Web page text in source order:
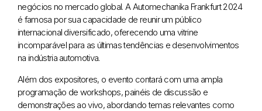
negócios no mercado global. A Automechanika Frankfurt 2024
é famosa por sua capacidade de reunir um público
internacional diversificado, oferecendo uma vitrine
incomparável para as últimas tendências e desenvolvimentos
na indústria automotiva.
Além dos expositores, o evento contará com uma ampla
programação de workshops, painéis de discussão e
demonstrações ao vivo, abordando temas relevantes como